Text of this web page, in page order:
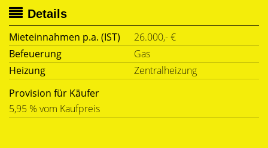
Details
Mieteinnahmen p.a. (IST)
26.000,- €
Befeuerung
Gas
Heizung
Zentralheizung
Provision für Käufer
5,95 % vom Kaufpreis